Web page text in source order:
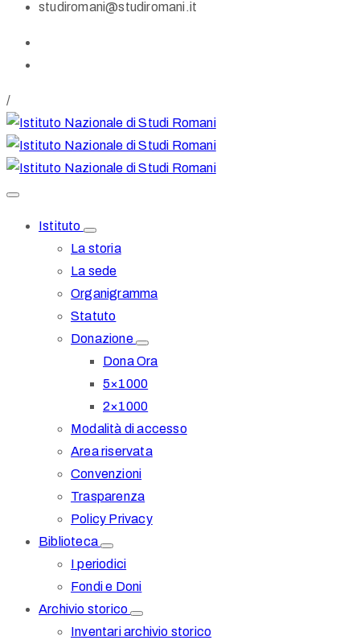
studiromani@studiromani.it
/
Istituto
La storia
La sede
Organigramma
Statuto
Donazione
Dona Ora
5×1000
2×1000
Modalità di accesso
Area riservata
Convenzioni
Trasparenza
Policy Privacy
Biblioteca
I periodici
Fondi e Doni
Archivio storico
Inventari archivio storico